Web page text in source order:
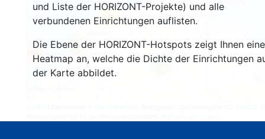
und Liste der HORIZONT-Projekte) und alle
verbundenen Einrichtungen auflisten.
Die Ebene der HORIZONT-Hotspots zeigt Ihnen eine
Heatmap an, welche die Dichte der Einrichtungen
der Karte abbildet.
4
160
68